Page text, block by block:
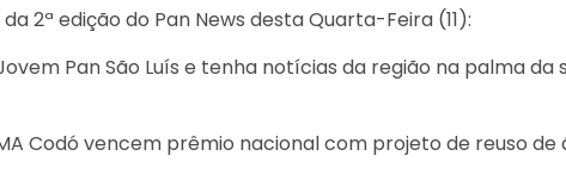
2ª edição do Pan News desta Quarta-Feira (11):
Pan São Luís e tenha notícias da região na palma da
Codó vencem prêmio nacional com projeto de reuso de